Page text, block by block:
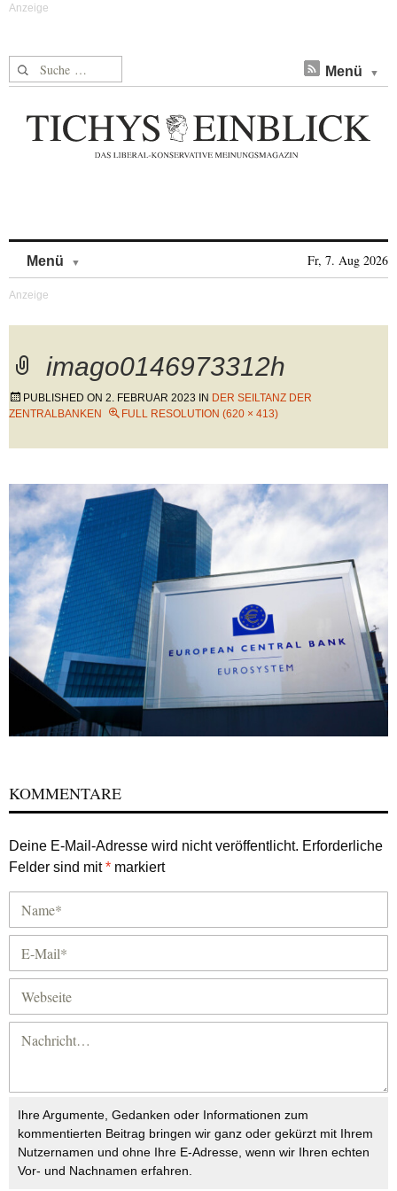
Suche nach: Menü
Menü Fr, 7. Aug 2026
imago0146973312h
PUBLISHED ON 2. FEBRUAR 2023 IN DER SEILTANZ DER
ZENTRALBANKEN
FULL RESOLUTION (620 × 413)
KOMMENTARE
Deine E-Mail-Adresse wird nicht veröffentlicht. Erforderliche
Felder sind mit* markiert
Ihre Argumente, Gedanken oder Informationen zum
kommentierten Beitrag bringen wir ganz oder gekürzt mit Ihrem
Nutzernamen und ohne Ihre E-Adresse, wenn wir Ihren echten
Vor- und Nachnamen erfahren.